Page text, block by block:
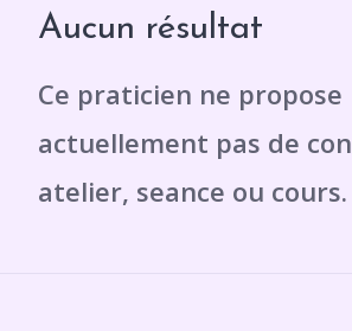
Aucun résultat